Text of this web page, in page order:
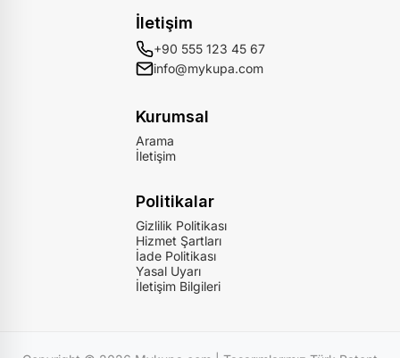
İletişim
+90 555 123 45 67
info@mykupa.com
Kurumsal
Arama
İletişim
Politikalar
Gizlilik Politikası
Hizmet Şartları
İade Politikası
Yasal Uyarı
İletişim Bilgileri